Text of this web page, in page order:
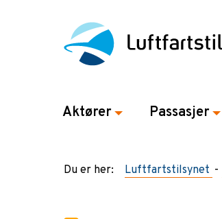
Aktører Passasjer
Du er her: Luftfartstilsynet